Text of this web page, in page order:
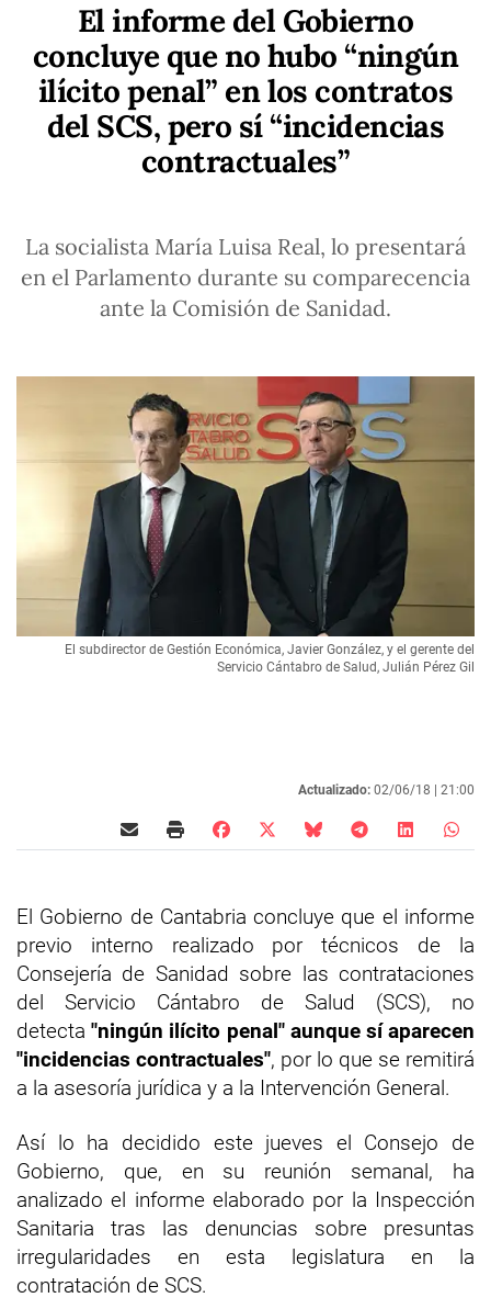
El informe del Gobierno
concluye que no hubo “ningún
ilícito penal” en los contratos
del SCS, pero sí “incidencias
contractuales”
La socialista María Luisa Real, lo presentará
en el Parlamento durante su comparecencia
ante la Comisión de Sanidad.
El subdirector de Gestión Económica, Javier González, y el gerente del
Servicio Cántabro de Salud, Julián Pérez Gil
Actualizado: 02/06/18 | 21:00
El Gobierno de Cantabria concluye que el informe
previo interno realizado por técnicos de la
Consejería de Sanidad sobre las contrataciones
del Servicio Cántabro de Salud (SCS), no
detecta"ningún ilícito penal" aunque sí aparecen
"incidencias contractuales", por lo que se remitirá
a la asesoría jurídica y a la Intervención General.
Así lo ha decidido este jueves el Consejo de
Gobierno, que, en su reunión semanal, ha
analizado el informe elaborado por la Inspección
Sanitaria tras las denuncias sobre presuntas
irregularidades en esta legislatura en la
contratación de SCS.